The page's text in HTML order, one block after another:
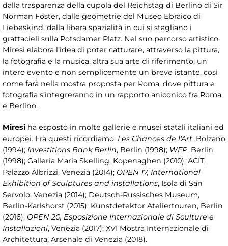
dalla trasparenza della cupola del Reichstag di Berlino di Sir
Norman Foster, dalle geometrie del Museo Ebraico di
Liebeskind, dalla libera spazialità in cui si stagliano i
grattacieli sulla Potsdamer Platz. Nel suo percorso artistico
Miresi elabora l’idea di poter catturare, attraverso la pittura,
la fotografia e la musica, altra sua arte di riferimento, un
intero evento e non semplicemente un breve istante, così
come farà nella mostra proposta per Roma, dove pittura e
fotografia s’integreranno in un rapporto aniconico fra Roma
e Berlino.
Miresi ha esposto in molte gallerie e musei statali italiani ed
europei. Fra questi ricordiamo: Les Chances de l'Art, Bolzano
(1994); Investitions Bank Berlin, Berlin (1998); WFP, Berlin
(1998); Galleria Maria Skelling, Kopenaghen (2010); ACIT,
Palazzo Albrizzi, Venezia (2014); OPEN 17, International
Exhibition of Sculptures and installations, Isola di San
Servolo, Venezia (2014); Deutsch-Russisches Museum,
Berlin-Karlshorst (2015); Kunstdetektor Ateliertouren, Berlin
(2016); OPEN 20, Esposizione Internazionale di Sculture e
Installazioni, Venezia (2017); XVI Mostra Internazionale di
Architettura, Arsenale di Venezia (2018).